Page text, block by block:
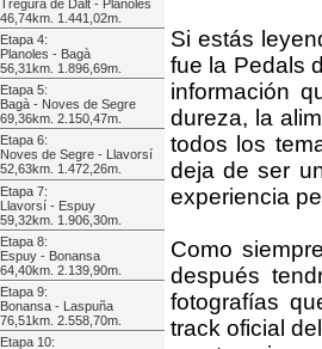
Tregurà de Dalt - Planoles
46,74km. 1.441,02m.
Etapa 4:
Planoles - Bagà
56,31km. 1.896,69m.
Etapa 5:
Bagà - Noves de Segre
69,36km. 2.150,47m.
Etapa 6:
Noves de Segre - Llavorsí
52,63km. 1.472,26m.
Etapa 7:
Llavorsí - Espuy
59,32km. 1.906,30m.
Etapa 8:
Espuy - Bonansa
64,40km. 2.139,90m.
Etapa 9:
Bonansa - Laspuña
76,51km. 2.558,70m.
Etapa 10:
Si estás
fue la Pedals
información
dureza, la
todos los
deja de ser
experiencia
Como
después
fotografías
track oficial